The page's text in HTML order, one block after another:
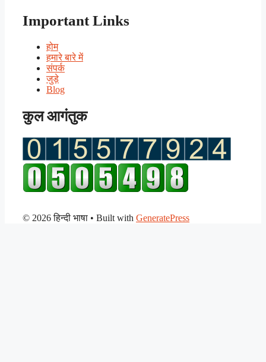
Important Links
होम
हमारे बारे में
संपर्क
जुड़े
Blog
कुल आगंतुक
© 2026 हिन्दी भाषा • Built with GeneratePress